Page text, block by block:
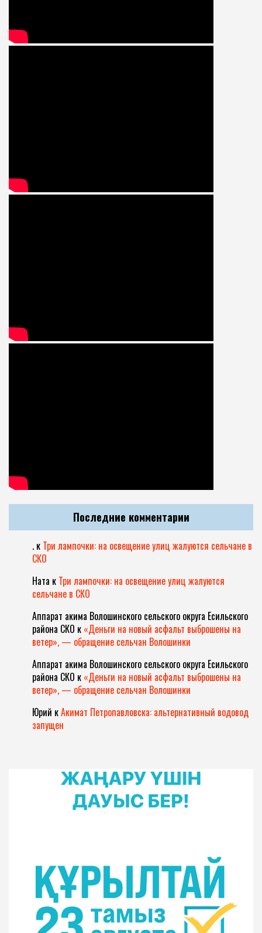
Последние комментарии
. к Три лампочки: на освещение улиц жалуются сельчане в
СКО
Ната к Три лампочки: на освещение улиц жалуются
сельчане в СКО
Аппарат акима Волошинского сельского округа Есильского
района СКО к «Деньги на новый асфальт выброшены на
ветер», — обращение сельчан Волошинки
Аппарат акима Волошинского сельского округа Есильского
района СКО к «Деньги на новый асфальт выброшены на
ветер», — обращение сельчан Волошинки
Юрий кАкимат Петропавловска: альтернативный водовод
запущен